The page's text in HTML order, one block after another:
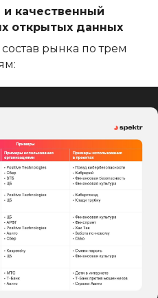
качественный
открытых данных
рынка по трем